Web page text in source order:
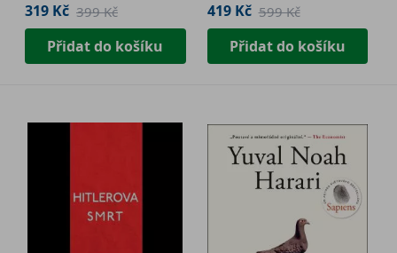
319 Kč 399 Kč
Přidat do košíku
419 Kč 599 Kč
Přidat do košíku